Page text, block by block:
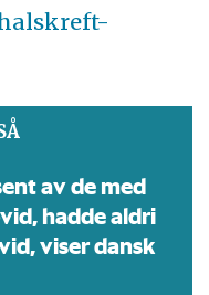
av de med
hadde aldri
viser dansk